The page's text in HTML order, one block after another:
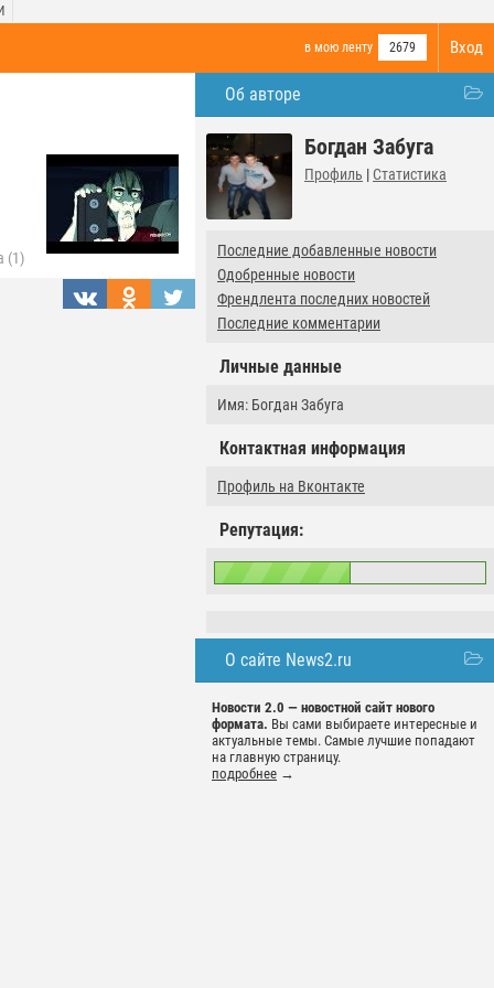
Вход
в мою ленту 2679
Об авторе
Богдан Забуга
Профиль | Статистика
Последние добавленные новости
Одобренные новости
Френдлента последних новостей
Последние комментарии
Личные данные
Имя: Богдан Забуга
Контактная информация
Профиль на Вконтакте
Репутация:
О сайте News2.ru
Новости 2.0 — новостной сайт нового
формата. Вы сами выбираете интересные и
актуальные темы. Самые лучшие попадают
на главную страницу.
подробнее →
(1)